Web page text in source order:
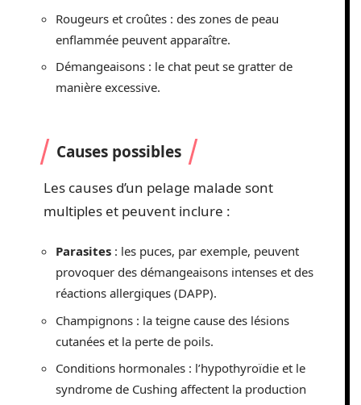
Rougeurs et croûtes : des zones de peau
enflammée peuvent apparaître.
Démangeaisons : le chat peut se gratter de
manière excessive.
Causes possibles
Les causes d’un pelage malade sont
multiples et peuvent inclure :
Parasites : les puces, par exemple, peuvent
provoquer des démangeaisons intenses et des
réactions allergiques (DAPP).
Champignons : la teigne cause des lésions
cutanées et la perte de poils.
Conditions hormonales : l’hypothyroïdie et le
syndrome de Cushing affectent la production